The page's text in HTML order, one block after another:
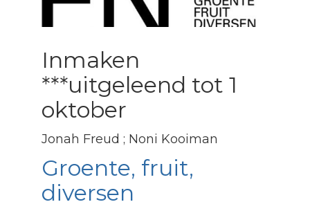
Inmaken
***uitgeleend tot 1
oktober
Jonah Freud ; Noni Kooiman
Groente, fruit,
diversen